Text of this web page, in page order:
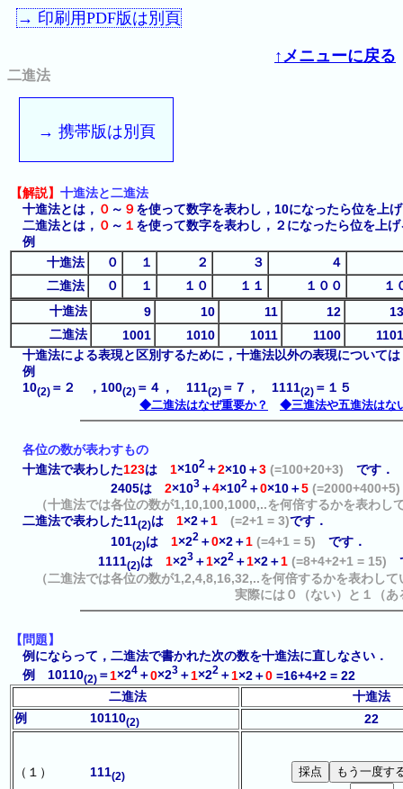
→ 印刷用PDF版は別頁
↑メニューに戻る
二進法
→ 携帯版は別頁
【解説】 十進法と二進法
十進法とは， ０ ～ ９を使って数字を表わし，10になったら位を上
二進法とは， ０ ～ １ を使って数字を表わし，２になったら位を上
例
十進法
０ １ ２ ３
４
二進法
０ １ １０ １１ １００
１
十進法
9 10 11 12
13
二進法
1001 1010 1011 1100
1101
十進法による表現と区別するために，十進法以外の表現について
例
10(2) ＝２ ，100(2) ＝４， 111(2) ＝７， 1111(2) ＝１５
◆二進法はなぜ重要か？ ◆三進法や五進法はな
各位の数が表わすもの
十進法で表わした123は 1×102 ＋2×10＋3 (=100+20+3)
です．
2405は 2×103 ＋4×102 ＋0×10＋5 (=2000+400+5)
（十進法では各位の数が1,10,100,1000,..を何倍するかを表わし
二進法で表わした11(2)は 1×2＋1 (=2+1 = 3)です．
101(2)は 1×22 ＋0×2＋1 (=4+1 = 5)
です．
1111(2)は 1×23 ＋1×22 ＋1×2＋1 (=8+4+2+1 = 15)
（二進法では各位の数が1,2,4,8,16,32,..を何倍するかを表わして
実際には０（ない）と１（あ
【問題】
例にならって，二進法で書かれた次の数を十進法に直しなさい．
例 10110(2) ＝1×24 ＋0×23 ＋1×22 ＋1×2＋0 =16+4+2 = 22
二進法
十進法
例 10110(2) 22
（１） 111(2)